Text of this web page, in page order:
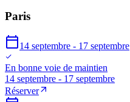
Paris
14 septembre - 17 septembre
En bonne voie de maintien
14 septembre - 17 septembre
Réserver